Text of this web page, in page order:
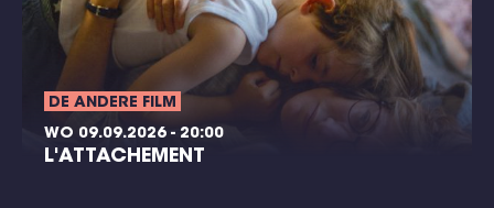
DE ANDERE FILM
WO 09.09.2026 - 20:00
L'ATTACHEMENT